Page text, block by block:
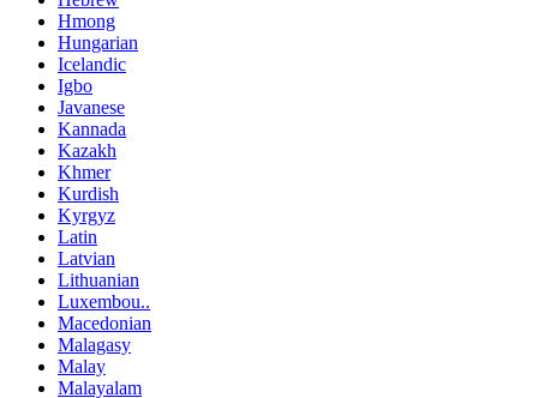
Hmong
Hungarian
Icelandic
Igbo
Javanese
Kannada
Kazakh
Khmer
Kurdish
Kyrgyz
Latin
Latvian
Lithuanian
Luxembou..
Macedonian
Malagasy
Malay
Malayalam